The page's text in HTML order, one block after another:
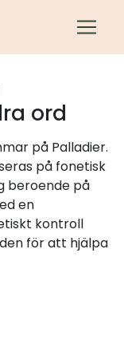
ord
på Palladier.
på fonetisk
beroende på
en
kontroll
för att hjälpa